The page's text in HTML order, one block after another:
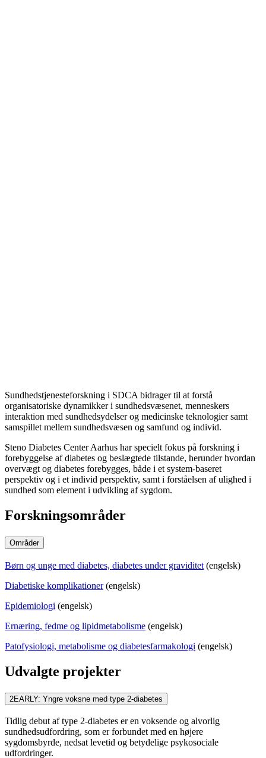
Sundhedstjenesteforskning i SDCA bidrager til at forstå
organisatoriske dynamikker i sundhedsvæsenet, menneskers
interaktion med sundhedsydelser og medicinske teknologier samt
samspillet mellem sundhedsvæsen og samfund og individ.
Steno Diabetes Center Aarhus har specielt fokus på forskning i
forebyggelse af diabetes og beslægtede tilstande, herunder hvordan
overvægt og diabetes forebygges, både i et system-baseret
perspektiv og i et individ perspektiv, samt i forståelsen af ulighed i
sundhed som element i udvikling af sygdom.
Forskningsområder
Områder
Børn og unge med diabetes, diabetes under graviditet (engelsk)
Diabetiske komplikationer(engelsk)
Epidemiologi (engelsk)
Ernæring, fedme og lipidmetabolisme (engelsk)
Patofysiologi, metabolisme og diabetesfarmakologi (engelsk)
Udvalgte projekter
2EARLY: Yngre voksne med type 2-diabetes
Tidlig debut af type 2-diabetes er en voksende og alvorlig
sundhedsudfordring, som er forbundet med en højere
sygdomsbyrde, nedsat levetid og betydelige psykosociale
udfordringer.